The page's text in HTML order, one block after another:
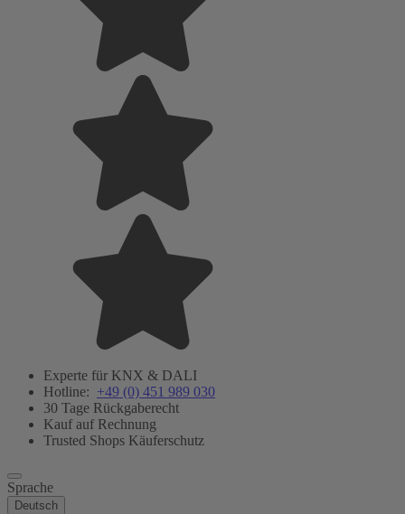
Experte für KNX & DALI
Hotline: +49 (0) 451 989 030
30 Tage Rückgaberecht
Kauf auf Rechnung
Trusted Shops Käuferschutz
Sprache
Deutsch